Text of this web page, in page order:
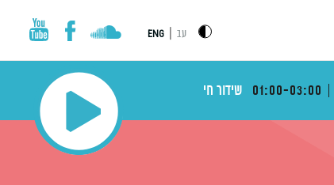
עב ENG
01:00-03:00 שידור חי